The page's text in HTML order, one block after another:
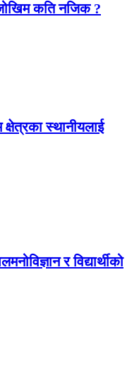
कति नजिक ?
स्थानीयलाई
र विद्यार्थीको